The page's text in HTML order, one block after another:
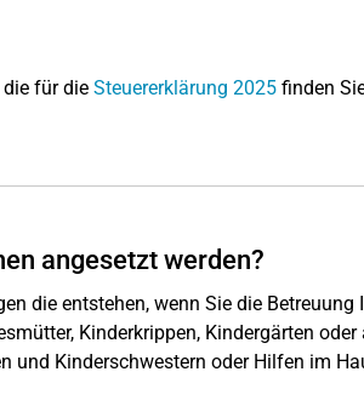
die für die Steuererklärung 2025finden
angesetzt werden?
die entstehen, wenn Sie die Betreuung
Kinderkrippen, Kindergärten oder
und Kinderschwestern oder Hilfen im